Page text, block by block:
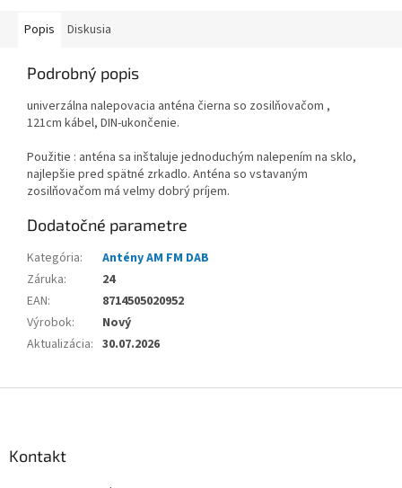
Popis Diskusia
Podrobný popis
univerzálna nalepovacia anténa čierna so zosilňovačom ,
121cm kábel, DIN-ukončenie.
Použitie : anténa sa inštaluje jednoduchým nalepením na sklo,
najlepšie pred spätné zrkadlo. Anténa so vstavaným
zosilňovačom má velmy dobrý príjem.
Dodatočné parametre
Kategória:
Antény AM FM DAB
Záruka:
24
EAN:
8714505020952
Výrobok:
Nový
Aktualizácia: 30.07.2026
Kontakt